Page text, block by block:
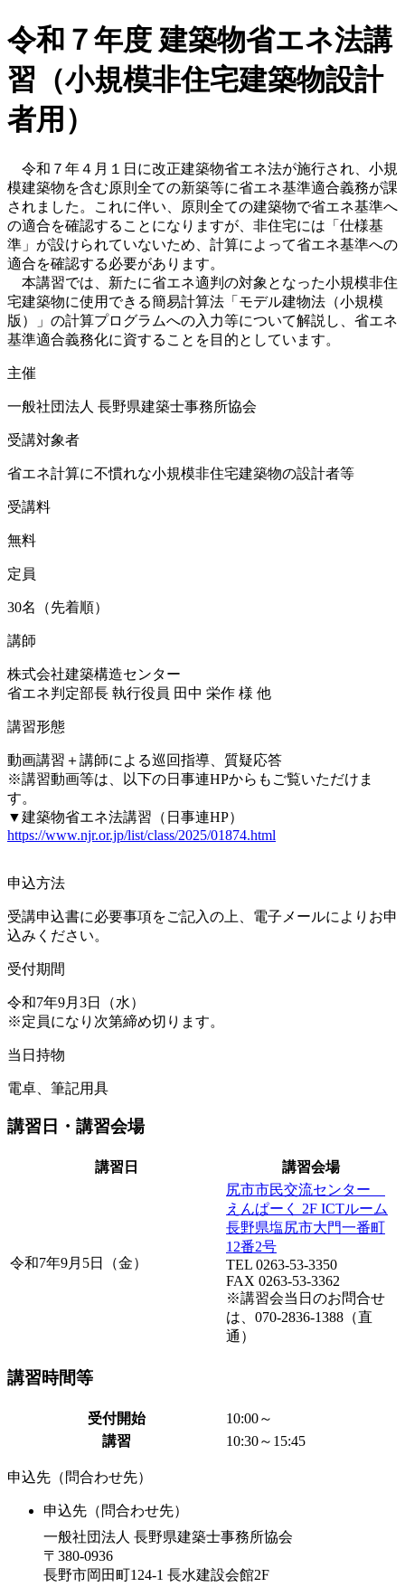
令和７年度 建築物省エネ法講
習（小規模非住宅建築物設計
者用）
令和７年４月１日に改正建築物省エネ法が施行され、小規
模建築物を含む原則全ての新築等に省エネ基準適合義務が課
されました。これに伴い、原則全ての建築物で省エネ基準へ
の適合を確認することになりますが、非住宅には「仕様基
準」が設けられていないため、計算によって省エネ基準への
適合を確認する必要があります。
本講習では、新たに省エネ適判の対象となった小規模非住
宅建築物に使用できる簡易計算法「モデル建物法（小規模
版）」の計算プログラムへの入力等について解説し、省エネ
基準適合義務化に資することを目的としています。
主催
一般社団法人 長野県建築士事務所協会
受講対象者
省エネ計算に不慣れな小規模非住宅建築物の設計者等
受講料
無料
定員
30名（先着順）
講師
株式会社建築構造センター
省エネ判定部長 執行役員 田中 栄作 様 他
講習形態
動画講習＋講師による巡回指導、質疑応答
※講習動画等は、以下の日事連HPからもご覧いただけま
す。
▼建築物省エネ法講習（日事連HP）
https://www.njr.or.jp/list/class/2025/01874.html
申込方法
受講申込書に必要事項をご記入の上、電子メールによりお申
込みください。
受付期間
令和7年9月3日（水）
※定員になり次第締め切ります。
当日持物
電卓、筆記用具
講習日・講習会場
講習日 講習会場
令和7年9月5日（金）
尻市市民交流センター
えんぱーく 2F ICTルーム
長野県塩尻市大門一番町
12番2号
TEL 0263-53-3350
FAX 0263-53-3362
※講習会当日のお問合せ
は、070-2836-1388（直
通）
講習時間等
受付開始
10:00～
講習
10:30～15:45
申込先（問合わせ先）
申込先（問合わせ先）
一般社団法人 長野県建築士事務所協会
〒380-0936
長野市岡田町124-1 長水建設会館2F